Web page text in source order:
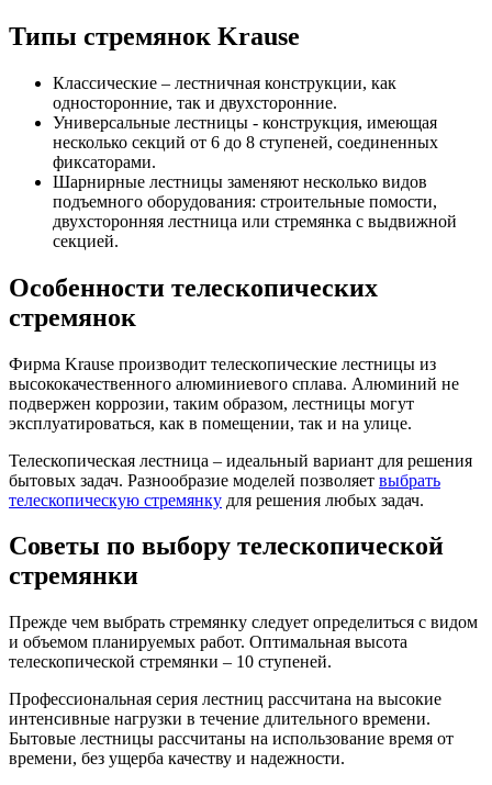
Типы стремянок Krause
Классические – лестничная конструкции, как
односторонние, так и двухсторонние.
Универсальные лестницы - конструкция, имеющая
несколько секций от 6 до 8 ступеней, соединенных
фиксаторами.
Шарнирные лестницы заменяют несколько видов
подъемного оборудования: строительные помости,
двухсторонняя лестница или стремянка с выдвижной
секцией.
Особенности телескопических
стремянок
Фирма Krause производит телескопические лестницы из
высококачественного алюминиевого сплава. Алюминий не
подвержен коррозии, таким образом, лестницы могут
эксплуатироваться, как в помещении, так и на улице.
Телескопическая лестница – идеальный вариант для решения
бытовых задач. Разнообразие моделей позволяет выбрать
телескопическую стремянку для решения любых задач.
Советы по выбору телескопической
стремянки
Прежде чем выбрать стремянку следует определиться с видом
и объемом планируемых работ. Оптимальная высота
телескопической стремянки – 10 ступеней.
Профессиональная серия лестниц рассчитана на высокие
интенсивные нагрузки в течение длительного времени.
Бытовые лестницы рассчитаны на использование время от
времени, без ущерба качеству и надежности.